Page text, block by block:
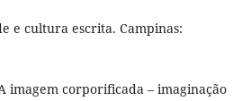
e cultura escrita. Campinas:
imagem corporificada – imaginação